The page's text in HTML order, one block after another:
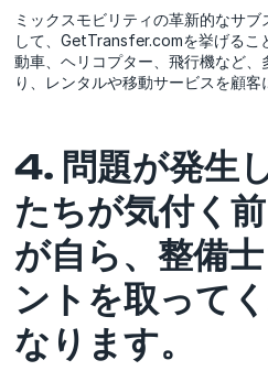
ミックスモビリティの革新的なサ
して、GetTransfer.comを挙げるこ
動車、ヘリコプター、飛行機など
り、レンタルや移動サービスを顧客
4. 問題が発生
たちが気付く
が自ら、整備
ントを取って
なります。